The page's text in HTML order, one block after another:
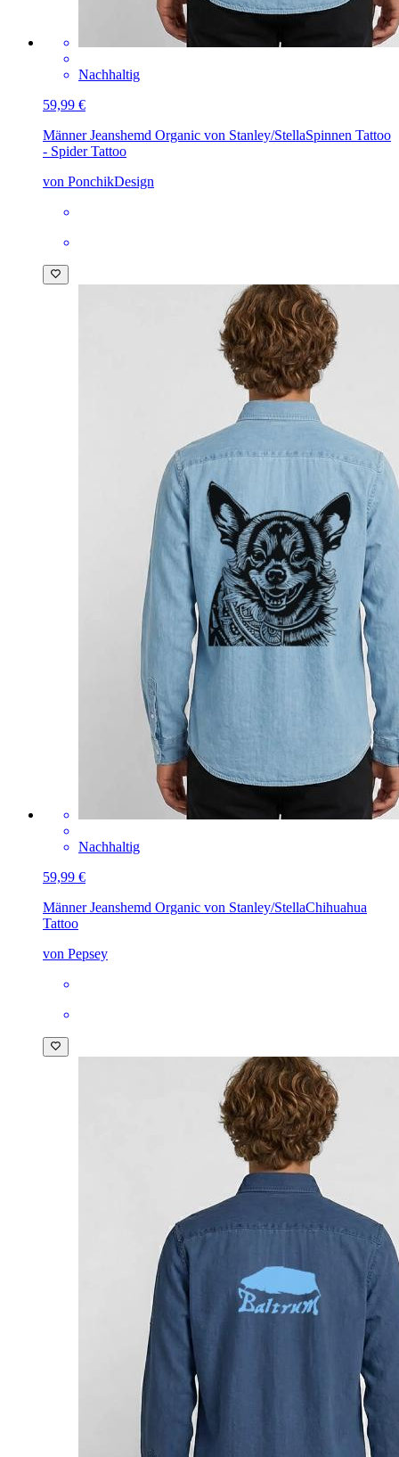
Nachhaltig
59,99 €
Männer Jeanshemd Organic von Stanley/StellaSpinnen Tattoo
- Spider Tattoo
von PonchikDesign
Nachhaltig
59,99 €
Männer Jeanshemd Organic von Stanley/StellaChihuahua
Tattoo
von Pepsey